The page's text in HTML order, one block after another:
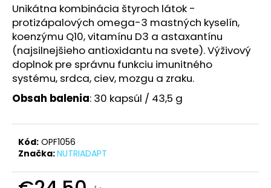
Unikátna kombinácia štyroch látok -
protizápalových omega-3 mastných kyselín,
koenzýmu Q10, vitamínu D3 a astaxantínu
(najsilnejšieho antioxidantu na svete). Výživový
doplnok pre správnu funkciu imunitného
systému, srdca, ciev, mozgu a zraku.
Obsah balenia: 30 kapsúl / 43,5 g
Kód: OPF1056
Značka:NUTRIADAPT
HĽADAŤ
O
d
p
ú
č